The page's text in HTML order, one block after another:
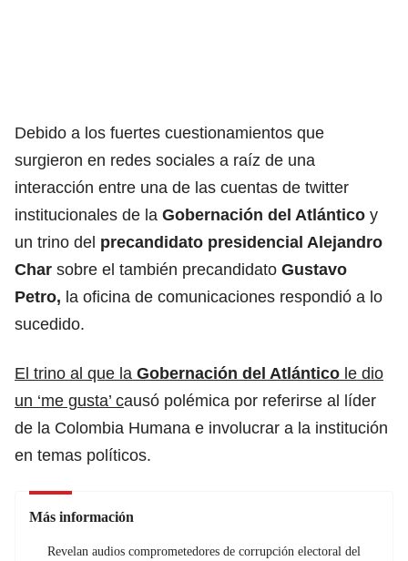
Debido a los fuertes cuestionamientos que
surgieron en redes sociales a raíz de una
interacción entre una de las cuentas de twitter
institucionales de la Gobernación del Atlántico y
un trino del precandidato presidencial Alejandro
Char sobre el también precandidato Gustavo
Petro, la oficina de comunicaciones respondió a lo
sucedido.
El trino al que la Gobernación del Atlántico le dio
un ‘me gusta’ causó polémica por referirse al líder
de la Colombia Humana e involucrar a la institución
en temas políticos.
Más información
Revelan audios comprometedores de corrupción electoral del